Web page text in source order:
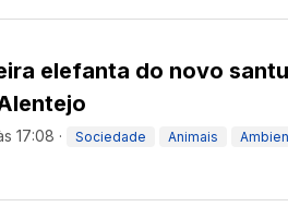
elefanta do novo
17:08 · Sociedade Animais